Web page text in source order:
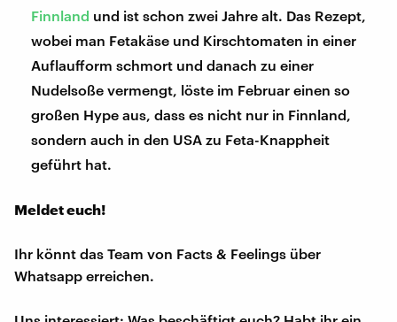
Finnland und ist schon zwei Jahre alt. Das Rezept,
wobei man Fetakäse und Kirschtomaten in einer
Auflaufform schmort und danach zu einer
Nudelsoße vermengt, löste im Februar einen so
großen Hype aus, dass es nicht nur in Finnland,
sondern auch in den USA zu Feta-Knappheit
geführt hat.
Meldet euch!
Ihr könnt das Team von Facts & Feelings über
Whatsapp erreichen.